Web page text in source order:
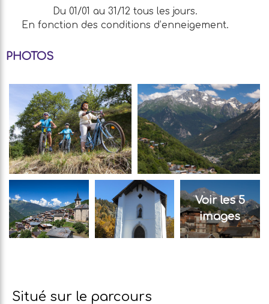
Du 01/01 au 31/12 tous les jours.
En fonction des conditions d’enneigement.
PHOTOS
Voir les 5
images
Situé sur le parcours